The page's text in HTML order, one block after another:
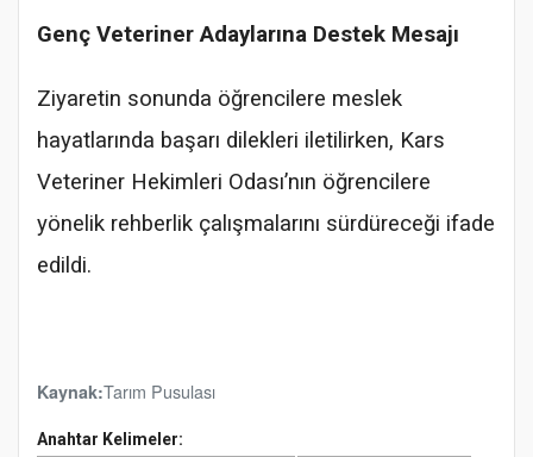
Genç Veteriner Adaylarına Destek Mesajı
Ziyaretin sonunda öğrencilere meslek
hayatlarında başarı dilekleri iletilirken, Kars
Veteriner Hekimleri Odası’nın öğrencilere
yönelik rehberlik çalışmalarını sürdüreceği ifade
edildi.
Kaynak:Tarım Pusulası
Anahtar Kelimeler: